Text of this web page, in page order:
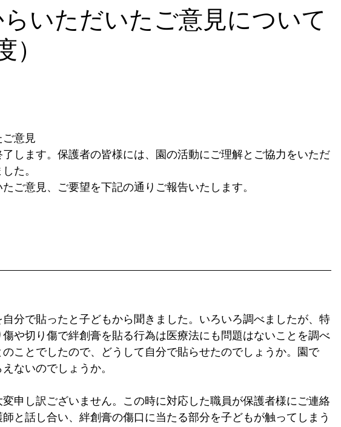
いただいたご意見について
）
意見
します。保護者の皆様には、園の活動にご理解とご協力をいただ
た。
ご意見、ご要望を下記の通りご報告いたします。
自分で貼ったと子どもから聞きました。いろいろ調べましたが、特
や切り傷で絆創膏を貼る行為は医療法にも問題はないことを調べ
ことでしたので、どうして自分で貼らせたのでしょうか。園で
ないのでしょうか。
変申し訳ございません。この時に対応した職員が保護者様にご連絡
と話し合い、絆創膏の傷口に当たる部分を子どもが触ってしまう